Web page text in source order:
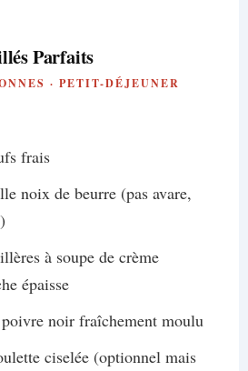
Parfaits
· PETIT-DÉJEUNER
frais
noix de beurre (pas avare,
à soupe de crème
épaisse
noir fraîchement moulu
ciselée (optionnel mais